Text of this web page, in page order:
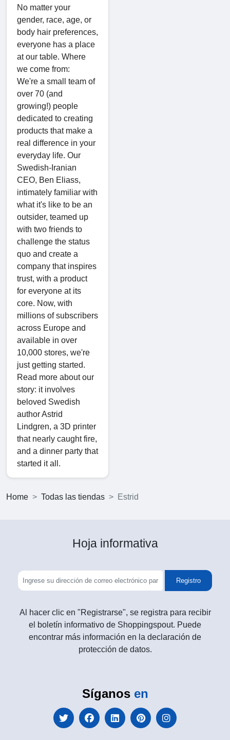
No matter your
gender, race, age, or
body hair preferences,
everyone has a place
at our table. Where
we come from:
We're a small team of
over 70 (and
growing!) people
dedicated to creating
products that make a
real difference in your
everyday life. Our
Swedish-Iranian
CEO, Ben Eliass,
intimately familiar with
what it's like to be an
outsider, teamed up
with two friends to
challenge the status
quo and create a
company that inspires
trust, with a product
for everyone at its
core. Now, with
millions of subscribers
across Europe and
available in over
10,000 stores, we're
just getting started.
Read more about our
story: it involves
beloved Swedish
author Astrid
Lindgren, a 3D printer
that nearly caught fire,
and a dinner party that
started it all.
Home Todas las tiendas Estrid
Hoja informativa
Registro
Al hacer clic en "Registrarse", se registra para recibir
el boletín informativo de Shoppingspout. Puede
encontrar más información en la declaración de
protección de datos.
Síganos en